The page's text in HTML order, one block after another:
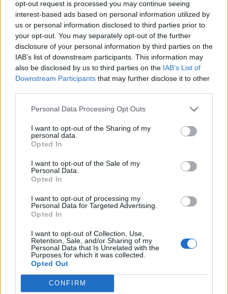
opt-out request is processed you may continue seeing
interest-based ads based on personal information utilized by
us or personal information disclosed to third parties prior to
your opt-out. You may separately opt-out of the further
disclosure of your personal information by third parties on the
IAB’s list of downstream participants. This information may
also be disclosed by us to third parties on the IAB’s List of
Downstream Participants that may further disclose it to other
Personal Data Processing Opt Outs
I want to opt-out of the Sharing of my
personal data.
Opted In
I want to opt-out of the Sale of my
Personal Data.
Opted In
I want to opt-out of processing my
Personal Data for Targeted Advertising.
Opted In
I want to opt-out of Collection, Use,
Retention, Sale, and/or Sharing of my
Personal Data that Is Unrelated with the
Purposes for which it was collected.
Opted Out
CONFIRM
κωλύματός του, αναπληρώνει στα καθήκοντά
του ο Αντιδήμαρχος κ. Σχοινοχωρίτης
Παναγιώτης και σε περίπτωση απουσίας ή
κωλύματος του κ. Σχοινοχωρίτη Παναγιώτη, την
αρμοδιότητα αυτή, θα ασκεί ο Αντιδήμαρχος κ.
Κρίγγος Δημήτριος.
προταθούν από τον Δήμαρχο Άργους Μυκηνών
για τις θέσεις Προέδρων & Αντιπροέδρων των
Νομικών Προσώπων Δημοσίου και Ιδιωτικού
Δικαίου οι εξής:
ΝΠΔΔ ΚΟΙΝΩΝΙΚΗ ΜΕΡΙΜΝΑ ΚΑΙ ΑΘΛΗΤΙΣΜΟΣ
Πρόεδρος: Νώτης Ιωάννης
Αντιπρόεδρος: Ρέσκος Παναγιώτης - Μάριος
ΝΠΙΔ ΚΕΔΑΜ
Πρόεδρος: Διολίτσης Πέτρος
Αντιπρόεδρος: Δήμα - Πετροπούλου Ελισάβετ